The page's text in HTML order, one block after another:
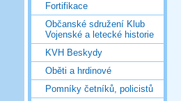
Fortifikace
Občanské sdružení Klub
Vojenské a letecké historie
KVH Beskydy
Oběti a hrdinové
Pomníky četníků, policistů